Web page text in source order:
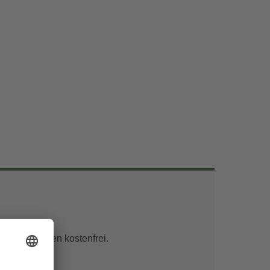
6 Jahren kostenfrei.